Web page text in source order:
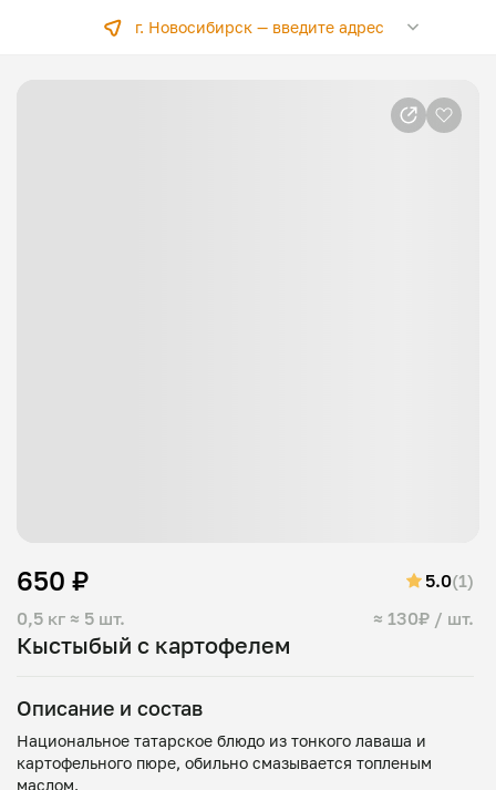
г. Новосибирск —введите адрес
Кыстыбый с картофелем
0,5 кг ≈ 5 шт. ≈ 130₽ / шт.
650 ₽ 5.0(1)
Описание и состав
Национальное татарское блюдо из тонкого лаваша и
картофельного пюре, обильно смазывается топленым